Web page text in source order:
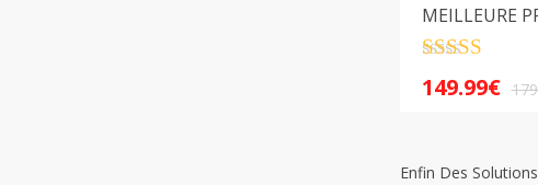
MEILLEURE
NOTRE
sur 5
149.99€
Enfin Des